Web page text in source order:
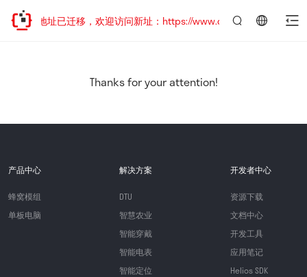
网站地址已迁移，欢迎访问新址：https://www.quectel.com.cn
Thanks for your attention!
产品中心
蜂窝模组
单板电脑
解决方案
DTU
智慧农业
智能穿戴
智能电表
智能定位
开发者中心
资源下载
文档中心
开发工具
应用笔记
Helios SDK